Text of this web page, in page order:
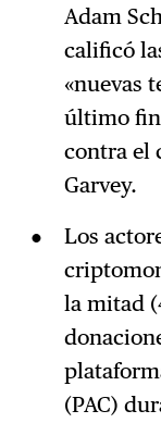
Adam
calificó
«nuevas
último
contra el
Garvey.
Los
la mitad
(PAC)